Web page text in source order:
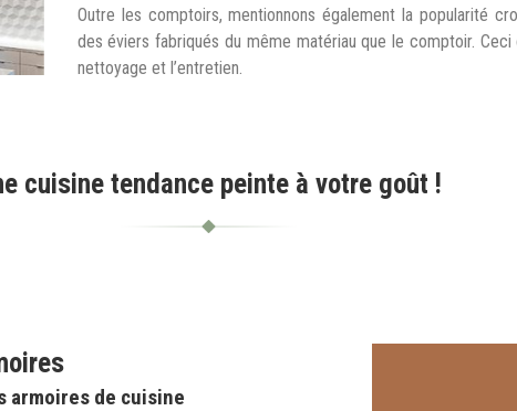
Outre les comptoirs, mentionnons également la popularité
des éviers fabriqués du même matériau que le comptoir.
nettoyage et l’entretien.
cuisine tendance peinte à votre goût !
armoires de cuisine